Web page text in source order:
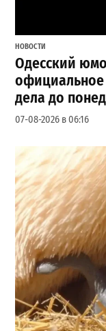
НОВОСТИ
Одесский
официальное
дела до
07-08-2026 в 06:16